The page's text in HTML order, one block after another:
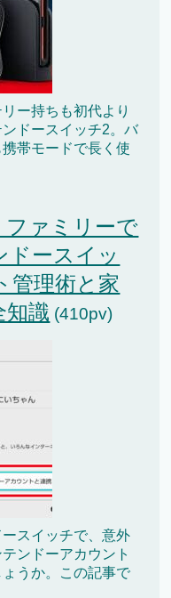
ー持ちも初代より
ドースイッチ2。バ
帯モードで長く使
ファミリーで
ドースイッ
管理術と家
知識 (410pv)
スイッチで、意外
ンドーアカウント
うか。この記事で